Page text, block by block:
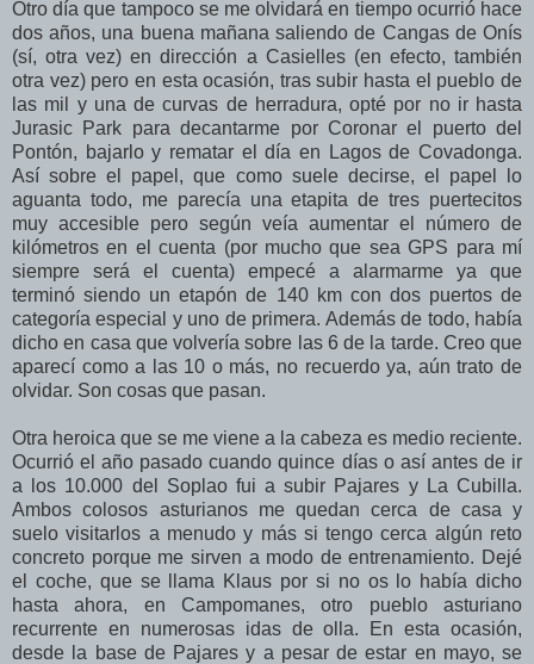
Otro día que tampoco se me olvidará en tiempo ocurrió hace
dos años, una buena mañana saliendo de Cangas de Onís
(sí, otra vez) en dirección a Casielles (en efecto, también
otra vez) pero en esta ocasión, tras subir hasta el pueblo de
las mil y una de curvas de herradura, opté por no ir hasta
Jurasic Park para decantarme por Coronar el puerto del
Pontón, bajarlo y rematar el día en Lagos de Covadonga.
Así sobre el papel, que como suele decirse, el papel lo
aguanta todo, me parecía una etapita de tres puertecitos
muy accesible pero según veía aumentar el número de
kilómetros en el cuenta (por mucho que sea GPS para mí
siempre será el cuenta) empecé a alarmarme ya que
terminó siendo un etapón de 140 km con dos puertos de
categoría especial y uno de primera. Además de todo, había
dicho en casa que volvería sobre las 6 de la tarde. Creo que
aparecí como a las 10 o más, no recuerdo ya, aún trato de
olvidar. Son cosas que pasan.
Otra heroica que se me viene a la cabeza es medio reciente.
Ocurrió el año pasado cuando quince días o así antes de ir
a los 10.000 del Soplao fui a subir Pajares y La Cubilla.
Ambos colosos asturianos me quedan cerca de casa y
suelo visitarlos a menudo y más si tengo cerca algún reto
concreto porque me sirven a modo de entrenamiento. Dejé
el coche, que se llama Klaus por si no os lo había dicho
hasta ahora, en Campomanes, otro pueblo asturiano
recurrente en numerosas idas de olla. En esta ocasión,
desde la base de Pajares y a pesar de estar en mayo, se